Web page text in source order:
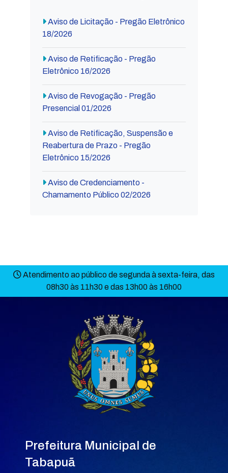
Aviso de Licitação - Pregão Eletrônico
18/2026
Aviso de Retificação - Pregão
Eletrônico 16/2026
Aviso de Revogação - Pregão
Presencial 01/2026
Aviso de Retificação, Suspensão e
Reabertura de Prazo - Pregão
Eletrônico 15/2026
Aviso de Credenciamento -
Chamamento Público 02/2026
Atendimento ao público de segunda à sexta-feira, das
08h30 às 11h30 e das 13h00 às 16h00
Prefeitura Municipal de
Tabapuã